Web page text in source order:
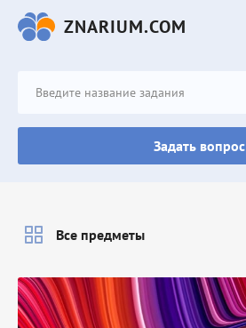
ZNARIUM.COM
Задать вопрос
Все предметы